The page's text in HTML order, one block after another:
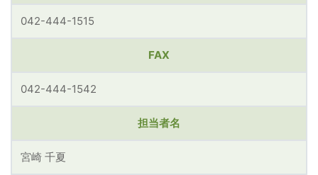
042-444-1515
FAX
042-444-1542
担当者名
宮崎 千夏